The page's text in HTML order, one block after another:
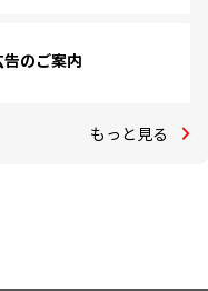
告のご案内
もっと見る